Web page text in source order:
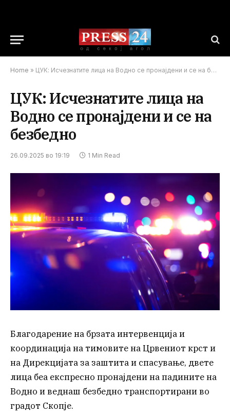
Home » ЦУК: Исчезнатите лица на Водно се пронајдени и се на безбедно
ЦУК: Исчезнатите лица на
Водно се пронајдени и се на
безбедно
26.09.2025 во 19:19 1 Min Read
Благодарение на брзата интервенција и
координација на тимовите на Црвениот крст и
на Дирекцијата за заштита и спасување, двете
лица беа експресно пронајдени на падините на
Водно и веднаш безбедно транспортирани во
градот Скопје.